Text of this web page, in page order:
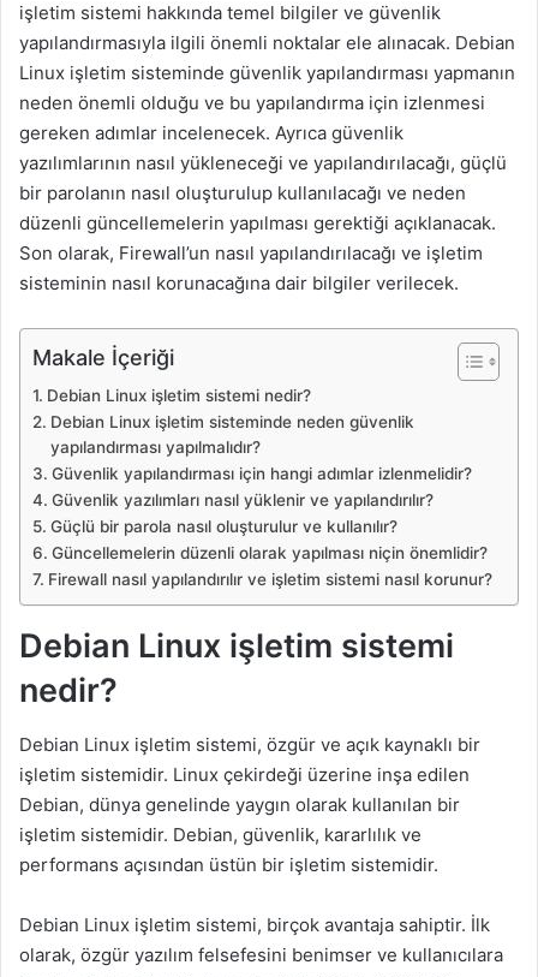
işletim sistemi hakkında temel bilgiler ve güvenlik
yapılandırmasıyla ilgili önemli noktalar ele alınacak. Debian
Linux işletim sisteminde güvenlik yapılandırması yapmanın
neden önemli olduğu ve bu yapılandırma için izlenmesi
gereken adımlar incelenecek. Ayrıca güvenlik
yazılımlarının nasıl yükleneceği ve yapılandırılacağı, güçlü
bir parolanın nasıl oluşturulup kullanılacağı ve neden
düzenli güncellemelerin yapılması gerektiği açıklanacak.
Son olarak, Firewall’un nasıl yapılandırılacağı ve işletim
sisteminin nasıl korunacağına dair bilgiler verilecek.
Makale İçeriği
Debian Linux işletim sistemi nedir?
Debian Linux işletim sisteminde neden güvenlik
yapılandırması yapılmalıdır?
Güvenlik yapılandırması için hangi adımlar izlenmelidir?
Güvenlik yazılımları nasıl yüklenir ve yapılandırılır?
Güçlü bir parola nasıl oluşturulur ve kullanılır?
Güncellemelerin düzenli olarak yapılması niçin önemlidir?
Firewall nasıl yapılandırılır ve işletim sistemi nasıl korunur?
Debian Linux işletim sistemi
nedir?
Debian Linux işletim sistemi, özgür ve açık kaynaklı bir
işletim sistemidir. Linux çekirdeği üzerine inşa edilen
Debian, dünya genelinde yaygın olarak kullanılan bir
işletim sistemidir. Debian, güvenlik, kararlılık ve
performans açısından üstün bir işletim sistemidir.
Debian Linux işletim sistemi, birçok avantaja sahiptir. İlk
olarak, özgür yazılım felsefesini benimser ve kullanıcılara